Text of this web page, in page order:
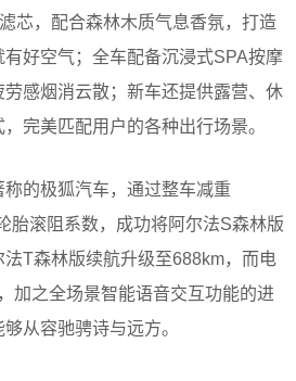
芯，配合森林木质气息香氛，打造
好空气；全车配备沉浸式SPA按摩
感烟消云散；新车还提供露营、休
完美匹配用户的各种出行场景。
的极狐汽车，通过整车减重
胎滚阻系数，成功将阿尔法S森林版
T森林版续航升级至688km，而电
加之全场景智能语音交互功能的进
从容驰骋诗与远方。